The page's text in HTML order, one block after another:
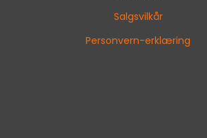
Salgsvilkår
Personvern-erklæring